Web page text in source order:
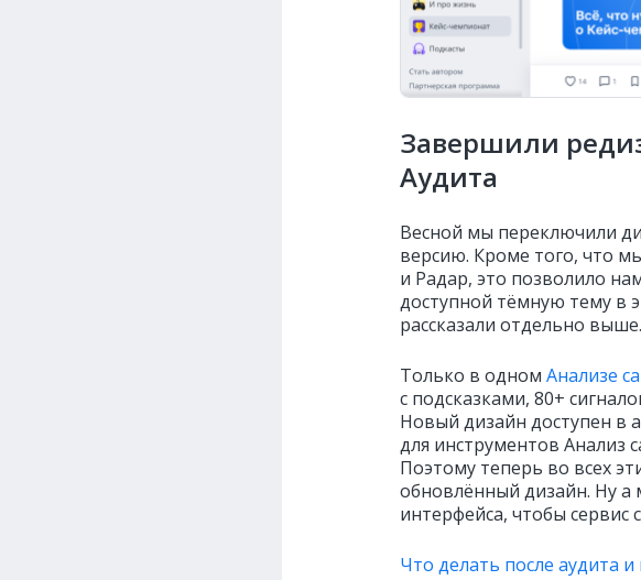
Завершили
Аудита
Весной мы переключили
версию. Кроме того, что
и Радар, это позволило
доступной тёмную тему в
рассказали отдельно выше.
Только в одном Анализе
с подсказками, 80+
Новый дизайн доступен в
для инструментов Анализ
Поэтому теперь во всех
обновлённый дизайн. Ну а
интерфейса, чтобы сервис
Что делать после аудита